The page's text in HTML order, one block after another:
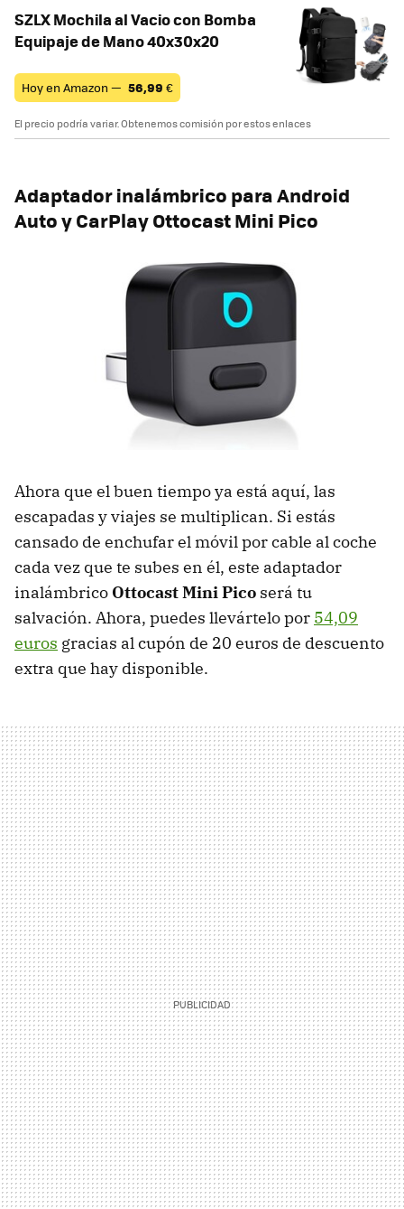
SZLX Mochila al Vacio con Bomba
Equipaje de Mano 40x30x20
Hoy en Amazon — 56,99 €
El precio podría variar. Obtenemos comisión por estos enlaces
Adaptador inalámbrico para Android
Auto y CarPlay Ottocast Mini Pico
Ahora que el buen tiempo ya está aquí, las
escapadas y viajes se multiplican. Si estás
cansado de enchufar el móvil por cable al coche
cada vez que te subes en él, este adaptador
inalámbrico Ottocast Mini Pico será tu
salvación. Ahora, puedes llevártelo por 54,09
euros gracias al cupón de 20 euros de descuento
extra que hay disponible.